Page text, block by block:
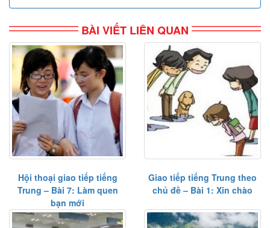
BÀI VIẾT LIÊN QUAN
Hội thoại giao tiếp tiếng
Trung – Bài 7: Làm quen
bạn mới
Giao tiếp tiếng Trung theo
chủ đề – Bài 1: Xin chào